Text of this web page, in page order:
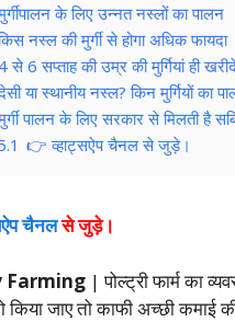
के लिए उन्नत नस्लों का पालन
नस्ल की मुर्गी से होगा अधिक फायदा
4 से 6 सप्ताह की उम्र की मुर्गियां ही
या स्थानीय नस्ल? किन मुर्गियों का
पालन के लिए सरकार से मिलती है
👉 व्हाट्सऐप चैनल से जुड़े।
चैनलसे जुड़े।
Farming | पोल्ट्री फार्म का
किया जाए तो काफी अच्छी कमाई